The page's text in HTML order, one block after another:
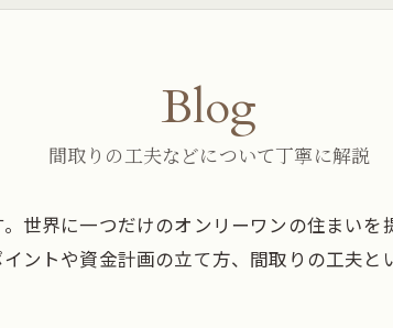
Blog
間取りの工夫などについて丁寧に解説
世界に一つだけのオンリーワンの住まい
ントや資金計画の立て方、間取りの工夫